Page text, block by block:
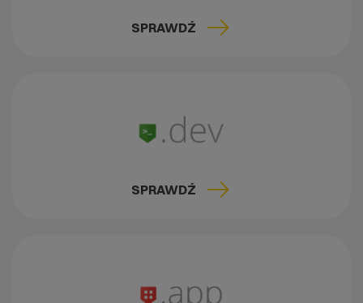
SPRAWDŹ
SPRAWDŹ